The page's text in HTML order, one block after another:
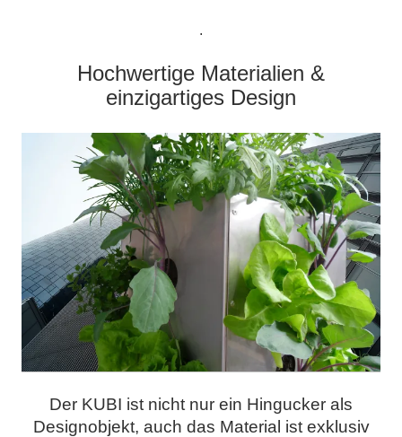
.
Hochwertige Materialien &
einzigartiges Design
Der KUBI ist nicht nur ein Hingucker als
Designobjekt, auch das Material ist exklusiv